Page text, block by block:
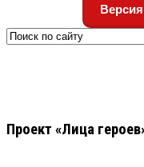
Проект «Лица